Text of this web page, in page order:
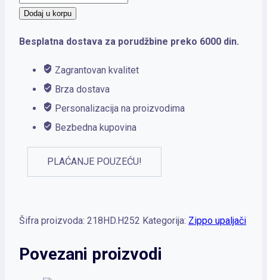
Harley-
Matte
količina
Dodaj u korpu
Besplatna dostava za porudžbine preko 6000 din.
Zagrantovan kvalitet
Brza dostava
Personalizacija na proizvodima
Bezbedna kupovina
PLAĆANJE POUZEĆU!
Šifra proizvoda: 218HD.H252 Kategorija: Zippo upaljači
Povezani proizvodi